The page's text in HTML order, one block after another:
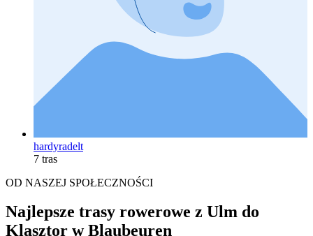
hardyradelt
7 tras
OD NASZEJ SPOŁECZNOŚCI
Najlepsze trasy rowerowe z Ulm do
Klasztor w Blaubeuren